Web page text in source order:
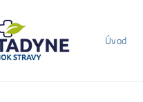
Úvod